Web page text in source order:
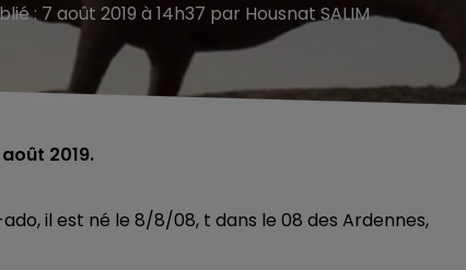
: 7 août 2019 à 14h37 par Housnat SALIM
2019.
il est né le 8/8/08, t dans le 08 des Ardennes,